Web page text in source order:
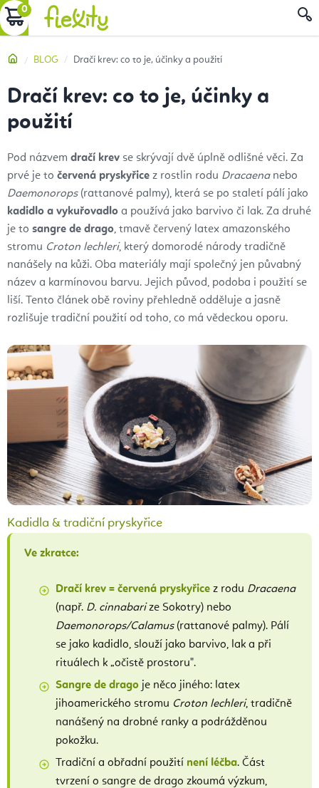
Přejít
na
NÁKUPNÍ
DomůBLOG Dračí krev: co to je, účinky a použití
Dračí krev: co to je, účinky a
použití
Pod názvem dračí krev se skrývají dvě úplně odlišné věci. Za
prvé je to červená pryskyřice z rostlin rodu Dracaenanebo
Daemonorops(rattanové palmy), která se po staletí pálí jako
kadidlo a vykuřovadlo a používá jako barvivo či lak. Za druhé
je to sangre de drago, tmavě červený latex amazonského
stromu Croton lechleri, který domorodé národy tradičně
nanášely na kůži. Oba materiály mají společný jen půvabný
název a karmínovou barvu. Jejich původ, podoba i použití se
liší. Tento článek obě roviny přehledně odděluje a jasně
rozlišuje tradiční použití od toho, co má vědeckou oporu.
Kadidla & tradiční pryskyřice
Ve zkratce:
Dračí krev = červená pryskyřice z rodu Dracaena
(např. D. cinnabarize Sokotry) nebo
Daemonorops/Calamus(rattanové palmy). Pálí
se jako kadidlo, slouží jako barvivo, lak a při
rituálech k „očistě prostoru".
Sangre de drago je něco jiného: latex
jihoamerického stromu Croton lechleri, tradičně
nanášený na drobné ranky a podrážděnou
pokožku.
Tradiční a obřadní použití není léčba. Část
tvrzení o sangre de drago zkoumá výzkum,